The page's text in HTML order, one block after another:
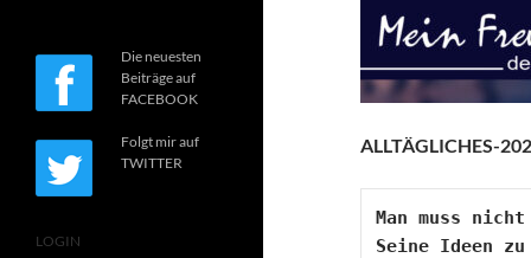
ALLTÄGLICHES-
Man muss
Seine Ideen
Die neuesten
Beiträge auf
FACEBOOK
Folgt mir auf
TWITTER
LOGIN